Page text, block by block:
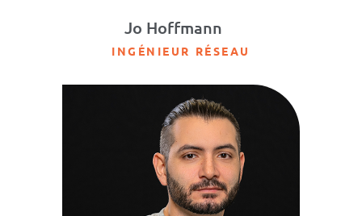
Jo Hoffmann
INGÉNIEUR RÉSEAU